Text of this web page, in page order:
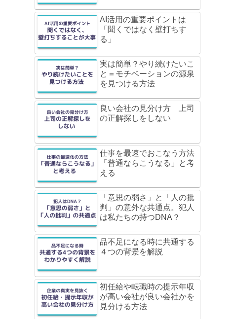
AI活用の重要ポイントは
「聞くではなく壁打ちす
る」
実は簡単？やり続けたいこ
と＝モチベーションの源泉
を見つける方法
良い会社の見分け方 上司
の正解探しをしない
仕事を最速でおこなう方法
「普通ならこうなる」と考
える
「意思の弱さ」と「人の批
判」の意外な共通点。犯人
は私たちの持つDNA？
品不足になる時に共通する
４つの背景を解説
初任給や転職時の提示年収
が高い会社が良い会社かを
見分ける方法